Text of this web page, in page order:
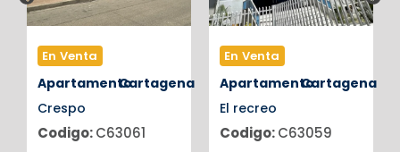
En Venta
ApartamentoCartagena
Crespo
Codigo:C63061
En Venta
ApartamentoCartagena
El recreo
Codigo:C63059